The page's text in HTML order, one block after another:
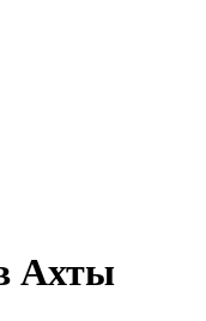
Ахты